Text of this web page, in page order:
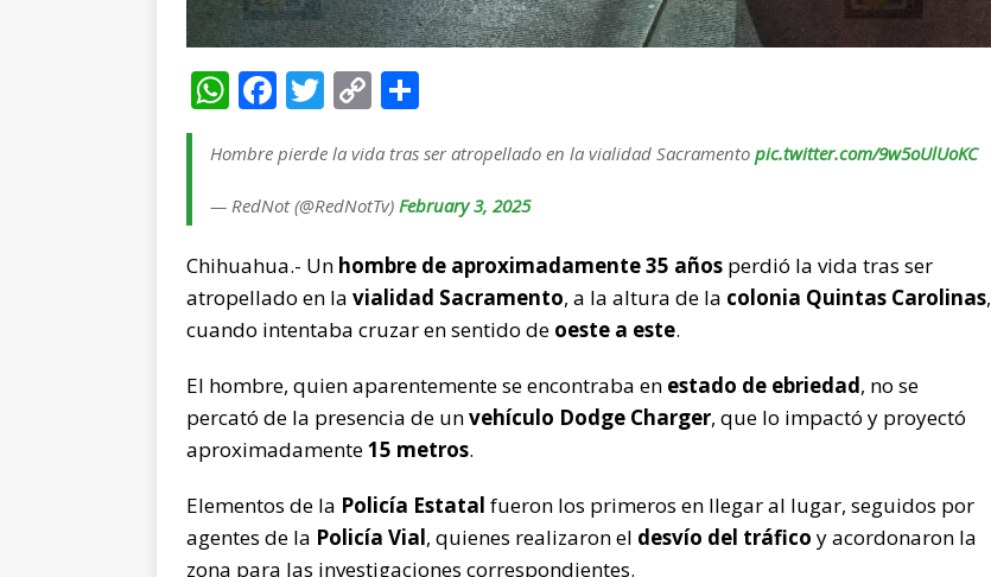
W
at
s
p
p
F
c
e
o
o
T
it
te
C
p
y
n
k
m
p
ti
r
Hombre pierde la vida tras ser atropellado en la vialidad Sacramento pic.twitter.com/9w5oUlUoKC
— RedNot (@RedNotTv) February 3, 2025
Chihuahua.- Un hombre de aproximadamente 35 años perdió la vida tras ser
atropellado en la vialidad Sacramento, a la altura de la colonia Quintas Carolinas,
cuando intentaba cruzar en sentido de oeste a este.
El hombre, quien aparentemente se encontraba en estado de ebriedad, no se
percató de la presencia de unvehículo Dodge Charger, que lo impactó y proyectó
aproximadamente15 metros.
Elementos de la Policía Estatal fueron los primeros en llegar al lugar, seguidos por
agentes de la Policía Vial, quienes realizaron el desvío del tráfico y acordonaron la
zona para las investigaciones correspondientes.